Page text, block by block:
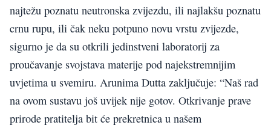
najtežu poznatu neutronska zvijezdu, ili najlakšu poznatu
crnu rupu, ili čak neku potpuno novu vrstu zvijezde,
sigurno je da su otkrili jedinstveni laboratorij za
proučavanje svojstava materije pod najekstremnijim
uvjetima u svemiru. Arunima Dutta zaključuje: “Naš rad
na ovom sustavu još uvijek nije gotov. Otkrivanje prave
prirode pratitelja bit će prekretnica u našem